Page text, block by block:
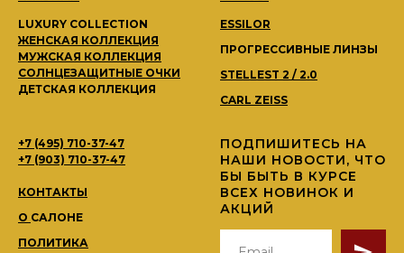
LUXURY COLLECTION
ЖЕНСКАЯ КОЛЛЕКЦИЯ
МУЖСКАЯ КОЛЛЕКЦИЯ
СОЛНЦЕЗАЩИТНЫЕ ОЧКИ
ДЕТСКАЯ КОЛЛЕКЦИЯ
ESSILOR
ПРОГРЕССИВНЫЕ ЛИНЗЫ
STELLEST 2 / 2.0
CARL ZEISS
+7 (495) 710-37-47
+7 (903) 710-37-47
КОНТАКТЫ
О САЛОНЕ
ПОЛИТИКА
ПОДПИШИТЕСЬ НА
НАШИ НОВОСТИ, ЧТО
БЫ БЫТЬ В КУРСЕ
ВСЕХ НОВИНОК И
АКЦИЙ